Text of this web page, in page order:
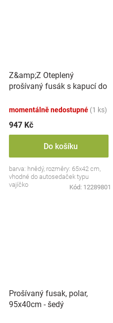
Z&amp;Z Oteplený
prošívaný fusák s kapucí do
momentálně nedostupné (1 ks)
947 Kč
Do košíku
barva: hnědý, rozměry: 65x42 cm,
vhodné do autosedaček typu
vajíčko
Kód: 12289801
Prošívaný fusak, polar,
95x40cm - šedý